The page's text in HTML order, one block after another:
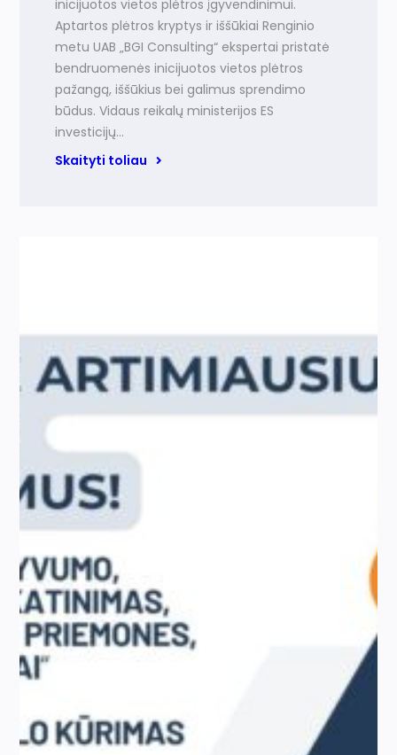
inicijuotos vietos plėtros įgyvendinimui.
Aptartos plėtros kryptys ir iššūkiai Renginio
metu UAB „BGI Consulting“ ekspertai pristatė
bendruomenės inicijuotos vietos plėtros
pažangą, iššūkius bei galimus sprendimo
būdus. Vidaus reikalų ministerijos ES
investicijų…
Skaityti toliau